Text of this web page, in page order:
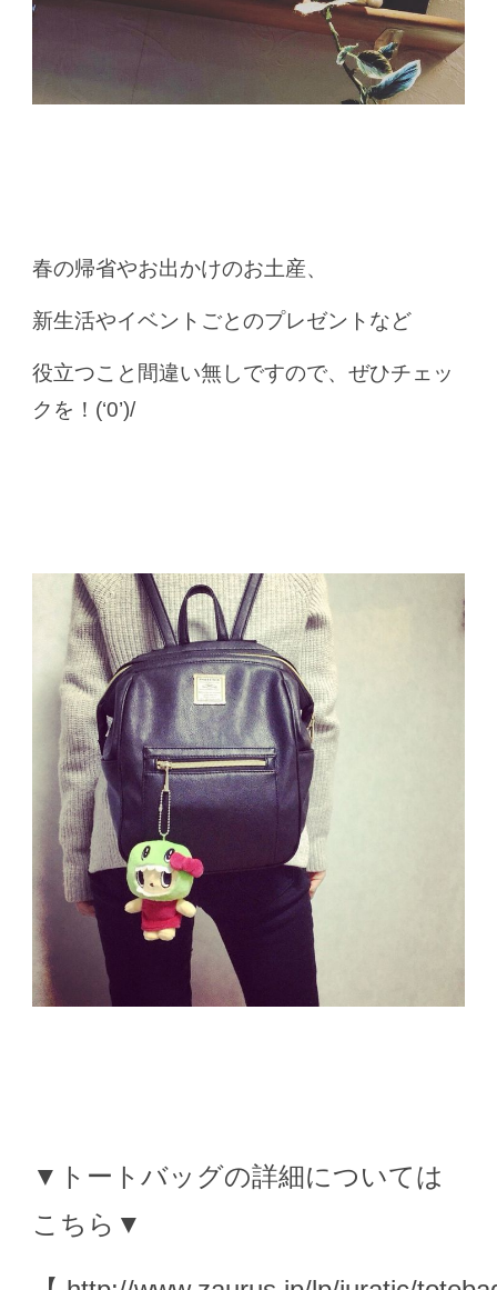
春の帰省やお出かけのお土産、
新生活やイベントごとのプレゼントなど
役立つこと間違い無しですので、ぜひチェッ
クを！(‘0’)/
▼トートバッグの詳細については
こちら▼